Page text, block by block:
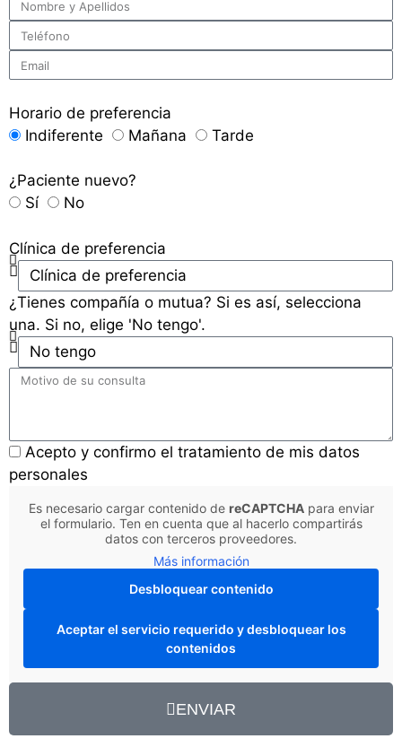
Horario de preferencia
Indiferente
Mañana Tarde
¿Paciente nuevo?
Sí
No
Clínica de preferencia
¿Tienes compañía o mutua? Si es así, selecciona
una. Si no, elige 'No tengo'.
Acepto y confirmo el tratamiento de mis datos
personales
Es necesario cargar contenido de reCAPTCHApara enviar
el formulario. Ten en cuenta que al hacerlo compartirás
datos con terceros proveedores.
Más información
Desbloquear contenido
Aceptar el servicio requerido y desbloquear los
contenidos
ENVIAR